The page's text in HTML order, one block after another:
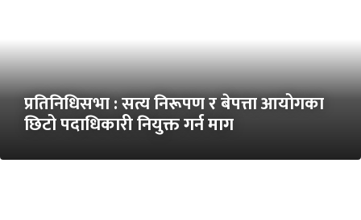
प्रतिनिधिसभा : सत्य निरूपण र बेपत्ता आयोगका
छिटो पदाधिकारी नियुक्त गर्न माग